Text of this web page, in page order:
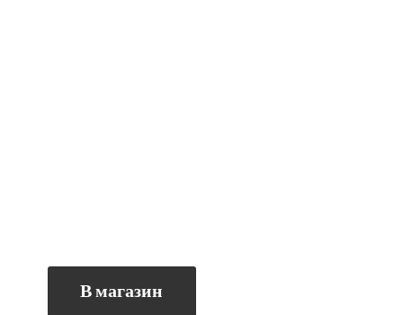
В магазин